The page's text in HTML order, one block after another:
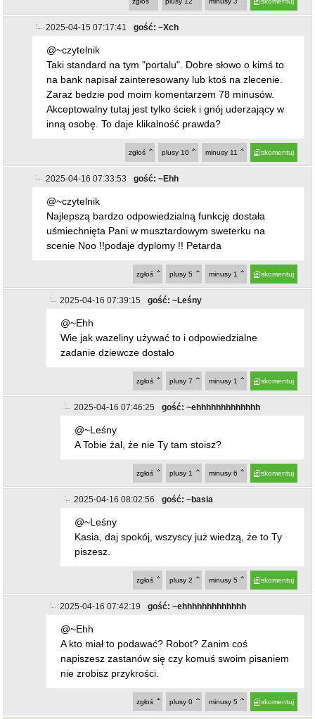
2025-04-15 07:17:41 gość: ~Xch
@~czytelnik
Taki standard na tym "portalu". Dobre słowo o kimś to
na bank napisał zainteresowany lub ktoś na zlecenie.
Zaraz bedzie pod moim komentarzem 78 minusów.
Akceptowalny tutaj jest tylko ściek i gnój uderzający w
inną osobę. To daje klikalność prawda?
skomentuj
minusy 11
plusy 10
zgłoś
2025-04-16 07:33:53 gość: ~Ehh
@~czytelnik
Najlepszą bardzo odpowiedzialną funkcję dostała
uśmiechnięta Pani w musztardowym sweterku na
scenie Noo !!podaje dyplomy !! Petarda
skomentuj
minusy 1
plusy 5
zgłoś
2025-04-16 07:39:15 gość: ~Leśny
@~Ehh
Wie jak wazeliny używać to i odpowiedzialne
zadanie dziewcze dostało
skomentuj
minusy 1
plusy 7
zgłoś
2025-04-16 07:46:25 gość: ~ehhhhhhhhhhhhh
@~Leśny
A Tobie żal, że nie Ty tam stoisz?
skomentuj
minusy 6
plusy 1
zgłoś
2025-04-16 08:02:56 gość: ~basia
@~Leśny
Kasia, daj spokój, wszyscy już wiedzą, że to Ty
piszesz.
skomentuj
minusy 5
plusy 2
zgłoś
2025-04-16 07:42:19 gość: ~ehhhhhhhhhhhhh
@~Ehh
A kto miał to podawać? Robot? Zanim coś
napiszesz zastanów się czy komuś swoim pisaniem
nie zrobisz przykrości.
skomentuj
minusy 5
plusy 0
zgłoś